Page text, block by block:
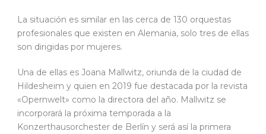
La situación es similar en las cerca de 130 orquestas
profesionales que existen en Alemania, solo tres de ellas
son dirigidas por mujeres.
Una de ellas es Joana Mallwitz, oriunda de la ciudad de
Hildesheim y quien en 2019 fue destacada por la revista
«Opernwelt» como la directora del año. Mallwitz se
incorporará la próxima temporada a la
Konzerthausorchester de Berlín y será así la primera